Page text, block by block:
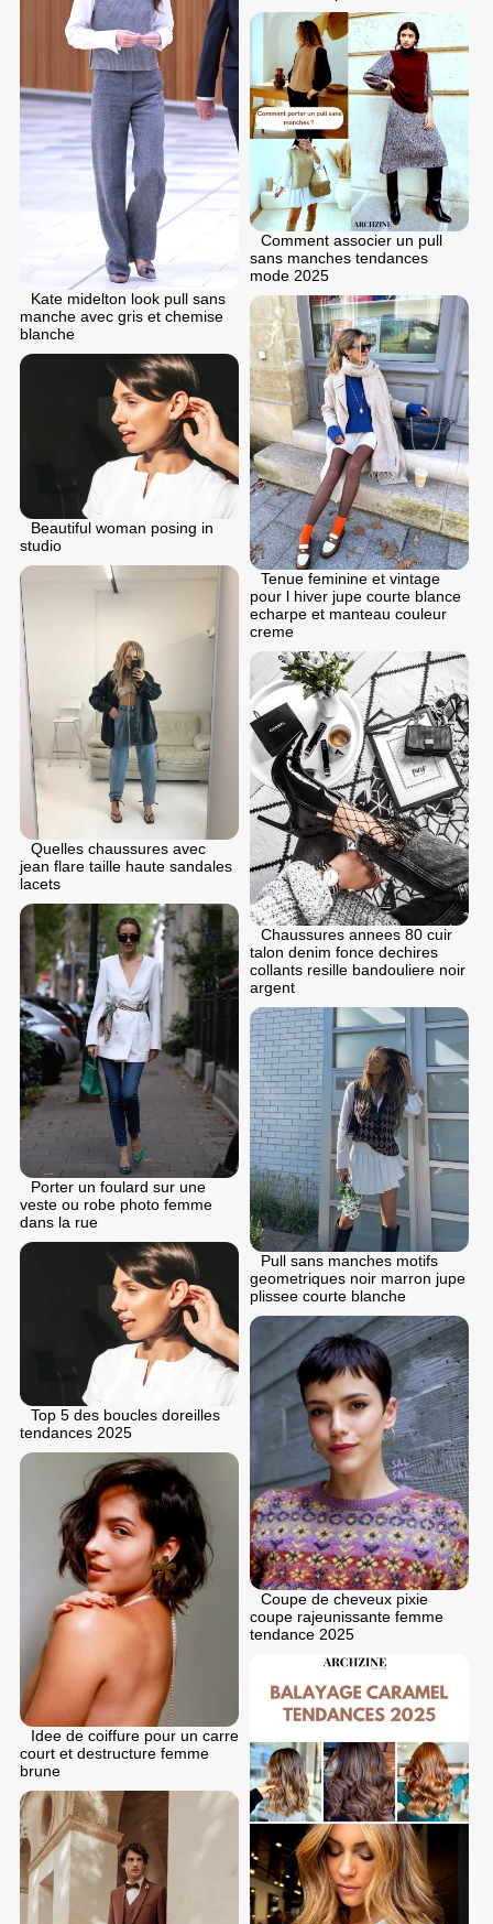
Kate midelton look pull sans
manche avec gris et chemise
blanche
Comment associer un pull
sans manches tendances
mode 2025
Tenue feminine et vintage
pour l hiver jupe courte blance
echarpe et manteau couleur
creme
Beautiful woman posing in
studio
Quelles chaussures avec
jean flare taille haute sandales
lacets
Chaussures annees 80 cuir
talon denim fonce dechires
collants resille bandouliere noir
argent
Porter un foulard sur une
veste ou robe photo femme
dans la rue
Pull sans manches motifs
geometriques noir marron jupe
plissee courte blanche
Top 5 des boucles doreilles
tendances 2025
Coupe de cheveux pixie
coupe rajeunissante femme
tendance 2025
Idee de coiffure pour un carre
court et destructure femme
brune